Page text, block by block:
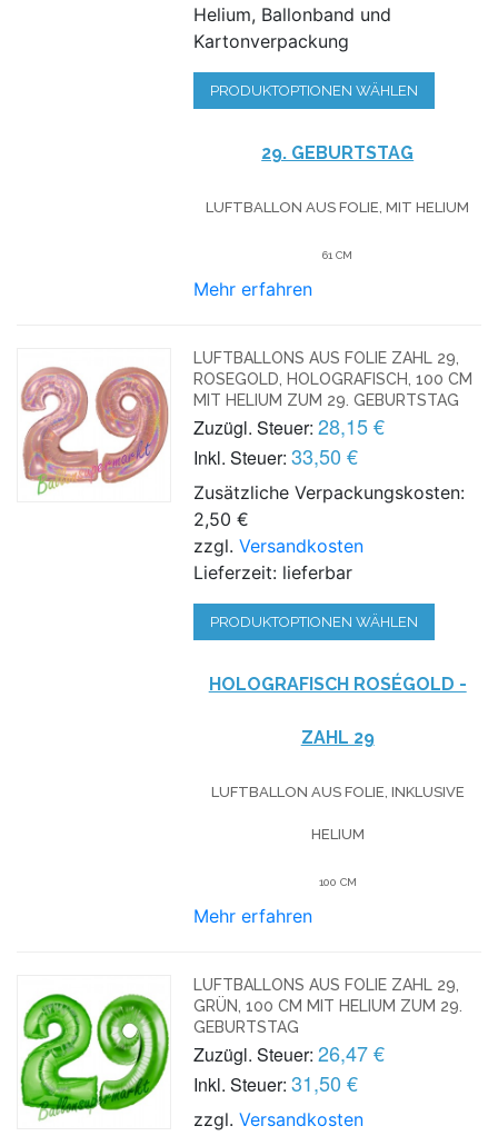
Helium, Ballonband und
Kartonverpackung
PRODUKTOPTIONEN WÄHLEN
29. GEBURTSTAG
LUFTBALLON AUS FOLIE, MIT HELIUM
61 CM
Mehr erfahren
LUFTBALLONS AUS FOLIE ZAHL 29,
ROSEGOLD, HOLOGRAFISCH, 100 CM
MIT HELIUM ZUM 29. GEBURTSTAG
Zuzügl. Steuer: 28,15 €
Inkl. Steuer: 33,50 €
Zusätzliche Verpackungskosten:
2,50 €
zzgl.Versandkosten
Lieferzeit: lieferbar
PRODUKTOPTIONEN WÄHLEN
HOLOGRAFISCH ROSÉGOLD -
ZAHL 29
LUFTBALLON AUS FOLIE, INKLUSIVE
HELIUM
100 CM
Mehr erfahren
LUFTBALLONS AUS FOLIE ZAHL 29,
GRÜN, 100 CM MIT HELIUM ZUM 29.
GEBURTSTAG
Zuzügl. Steuer: 26,47 €
Inkl. Steuer: 31,50 €
zzgl.Versandkosten